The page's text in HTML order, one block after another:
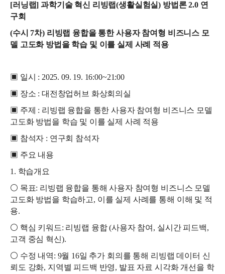
[러닝랩] 과학기술 혁신 리빙랩(생활실험실) 방법론 2.0 연
구회
(수시 7차) 리빙랩 융합을 통한 사용자 참여형 비즈니스 모
델 고도화 방법을 학습 및 이를 실제 사례 적용
▣ 일시 : 2025. 09. 19. 16:00~21:00
▣ 장소 : 대전창업허브 화상회의실
▣ 주제 : 리빙랩 융합을 통한 사용자 참여형 비즈니스 모델
고도화 방법을 학습 및 이를 실제 사례 적용
▣ 참석자 : 연구회 참석자
▣ 주요 내용
1. 학습개요
⚪ 목표: 리빙랩 융합을 통해 사용자 참여형 비즈니스 모델
고도화 방법을 학습하고, 이를 실제 사례를 통해 이해 및 적
용.
⚪ 핵심 키워드: 리빙랩 융합 (사용자 참여, 실시간 피드백,
고객 중심 혁신).
⚪ 수정 내역: 9월 16일 추가 회의를 통해 리빙랩 데이터 신
뢰도 강화, 지역별 피드백 반영, 발표 자료 시각화 개선을 학